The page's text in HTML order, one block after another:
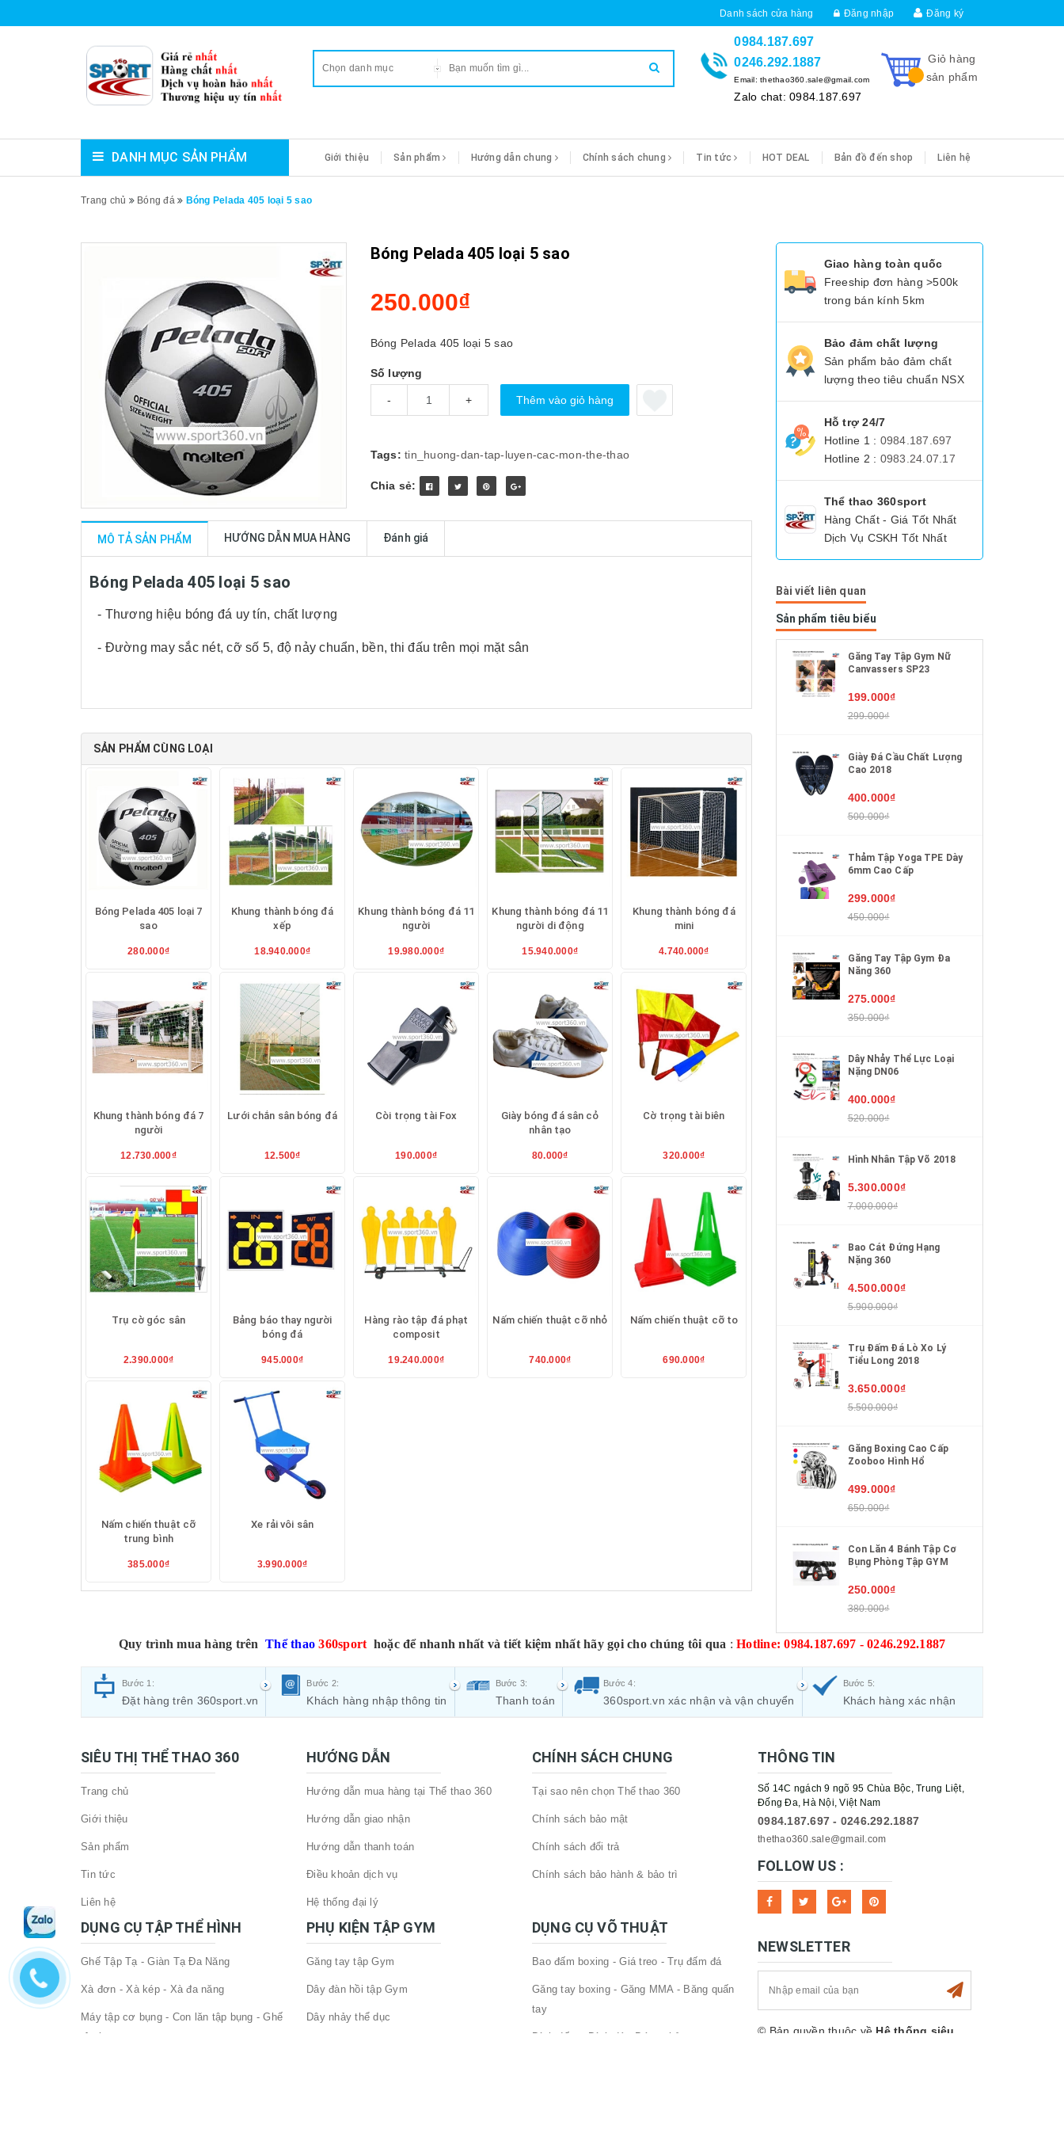
Danh sách cửa hàng Đăng nhập Đăng ký
Chọn danh mục
Giỏ hàng
sản phẩm
0984.187.697
0246.292.1887
Email: thethao360.sale@gmail.com
Zalo chat: 0984.187.697
DANH MỤC SẢN PHẨM Giới thiệu Sản phẩm Hướng dẫn chung Chính sách chung Tin tức HOT DEAL Bản đồ đến shop Liên hệ
Trang chủ Bóng đá Bóng Pelada 405 loại 5 sao
Bóng Pelada 405 loại 5 sao
250.000₫
Bóng Pelada 405 loại 5 sao
Số lượng
- + Thêm vào giỏ hàng
Tags:tin_huong-dan-tap-luyen-cac-mon-the-thao
Chia sẻ:
MÔ TẢ SẢN PHẨM HƯỚNG DẪN MUA HÀNG Đánh giá
Bóng Pelada 405 loại 5 sao
- Thương hiệu bóng đá uy tín, chất lượng
- Đường may sắc nét, cỡ số 5, độ nảy chuẩn, bền, thi đấu trên mọi mặt sân
SẢN PHẨM CÙNG LOẠI
Bóng Pelada 405 loại 7
sao
280.000₫
Khung thành bóng đá
xếp
18.940.000₫
Khung thành bóng đá 11
người
19.980.000₫
Khung thành bóng đá 11
người di động
15.940.000₫
Khung thành bóng đá
mini
4.740.000₫
Khung thành bóng đá 7
người
12.730.000₫
Lưới chắn sân bóng đá
12.500₫
Còi trọng tài Fox
190.000₫
Giày bóng đá sân cỏ
nhân tạo
80.000₫
Cờ trọng tài biên
320.000₫
Trụ cờ góc sân
2.390.000₫
Bảng báo thay người
bóng đá
945.000₫
Hàng rào tập đá phạt
composit
19.240.000₫
Nấm chiến thuật cỡ nhỏ
740.000₫
Nấm chiến thuật cỡ to
690.000₫
Nấm chiến thuật cỡ
trung bình
385.000₫
Xe rải vôi sân
3.990.000₫
Giao hàng toàn quốc
Freeship đơn hàng >500k
trong bán kính 5km
Bảo đảm chất lượng
Sản phẩm bảo đảm chất
lượng theo tiêu chuẩn NSX
Hỗ trợ 24/7
Hotline 1 : 0984.187.697
Hotline 2 : 0983.24.07.17
Thể thao 360sport
Hàng Chất - Giá Tốt Nhất
Dịch Vụ CSKH Tốt Nhất
Bài viết liên quan
Sản phẩm tiêu biểu
Găng Tay Tập Gym Nữ
Canvassers SP23
199.000₫
299.000₫
Giày Đá Cầu Chất Lượng
Cao 2018
400.000₫
500.000₫
Thảm Tập Yoga TPE Dày
6mm Cao Cấp
299.000₫
450.000₫
Găng Tay Tập Gym Đa
Năng 360
275.000₫
350.000₫
Dây Nhảy Thể Lực Loại
Nặng DN06
400.000₫
520.000₫
Hình Nhân Tập Võ 2018
5.300.000₫
7.000.000₫
Bao Cát Đứng Hạng
Nặng 360
4.500.000₫
5.900.000₫
Trụ Đấm Đá Lò Xo Lý
Tiểu Long 2018
3.650.000₫
5.500.000₫
Găng Boxing Cao Cấp
Zooboo Hình Hổ
499.000₫
650.000₫
Con Lăn 4 Bánh Tập Cơ
Bụng Phòng Tập GYM
250.000₫
380.000₫
Quy trình mua hàng trên Thể thao 360sport hoặc để nhanh nhất và tiết kiệm nhất hãy gọi cho chúng tôi qua : Hotline: 0984.187.697 - 0246.292.1887
Bước 1:
Đặt hàng trên 360sport.vn
Bước 2:
Khách hàng nhập thông tin
Bước 3:
Thanh toán
Bước 4:
360sport.vn xác nhận và vận chuyển
Bước 5:
Khách hàng xác nhận
SIÊU THỊ THỂ THAO 360
Trang chủ
Giới thiệu
Sản phẩm
Tin tức
Liên hệ
DỤNG CỤ TẬP THỂ HÌNH
Ghế Tập Tạ - Giàn Tạ Đa Năng
Xà đơn - Xà kép - Xà đa năng
Máy tập cơ bụng - Con lăn tập bụng - Ghế
tập bụng
HƯỚNG DẪN
Hướng dẫn mua hàng tại Thể thao 360
Hướng dẫn giao nhận
Hướng dẫn thanh toán
Điều khoản dịch vụ
Hệ thống đại lý
PHỤ KIỆN TẬP GYM
Găng tay tập Gym
Dây đàn hồi tập Gym
Dây nhảy thể dục
CHÍNH SÁCH CHUNG
Tại sao nên chọn Thể thao 360
Chính sách bảo mật
Chính sách đổi trả
Chính sách bảo hành & bảo trì
DỤNG CỤ VÕ THUẬT
Bao đấm boxing - Giá treo - Trụ đấm đá
Găng tay boxing - Găng MMA - Băng quấn
tay
Đích đấm - Đích đá - Bóng phản xạ
THÔNG TIN
Số 14C ngách 9 ngõ 95 Chùa Bộc, Trung Liệt,
Đống Đa, Hà Nội, Việt Nam
0984.187.697 - 0246.292.1887
thethao360.sale@gmail.com
FOLLOW US :
NEWSLETTER
© Bản quyền thuộc về Hệ thống siêu